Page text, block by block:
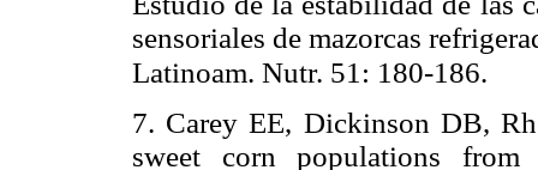
sensoriales de mazorcas
Latinoam. Nutr. 51: 180-186.
7. Carey EE, Dickinson DB,
sweet corn populations from